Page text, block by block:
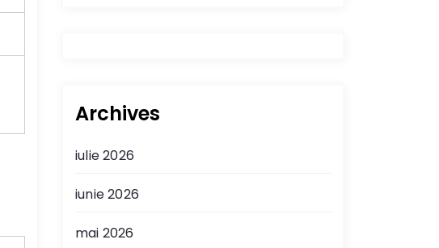
Archives
iulie 2026
iunie 2026
mai 2026